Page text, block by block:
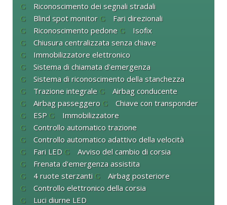
Riconoscimento dei segnali stradali
Blind spot monitor
Fari direzionali
Riconoscimento pedone
Isofix
Chiusura centralizzata senza chiave
Immobilizzatore elettronico
Sistema di chiamata d'emergenza
Sistema di riconoscimento della stanchezza
Trazione integrale
Airbag conducente
Airbag passeggero
Chiave con transponder
ESP
Immobilizzatore
Controllo automatico trazione
Controllo automatico adattivo della velocità
Fari LED
Avviso del cambio di corsia
Frenata d'emergenza assistita
4 ruote sterzanti
Airbag posteriore
Controllo elettronico della corsia
Luci diurne LED